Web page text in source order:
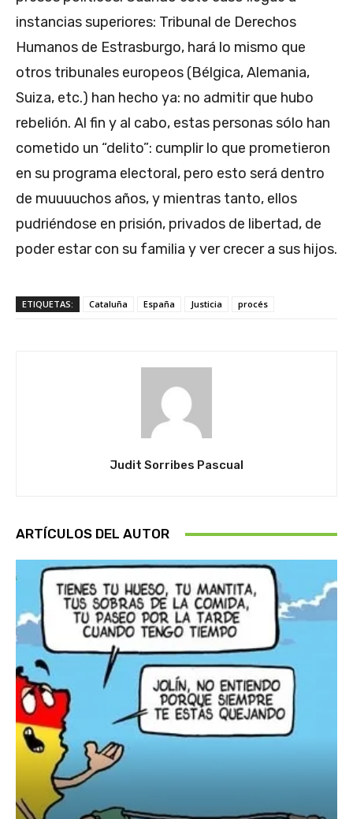
instancias superiores: Tribunal de Derechos
Humanos de Estrasburgo, hará lo mismo que
otros tribunales europeos (Bélgica, Alemania,
Suiza, etc.) han hecho ya: no admitir que hubo
rebelión. Al fin y al cabo, estas personas sólo han
cometido un “delito”: cumplir lo que prometieron
en su programa electoral, pero esto será dentro
de muuuuchos años, y mientras tanto, ellos
pudriéndose en prisión, privados de libertad, de
poder estar con su familia y ver crecer a sus hijos.
ETIQUETAS: Cataluña España Justicia procés
Judit Sorribes Pascual
ARTÍCULOS DEL AUTOR